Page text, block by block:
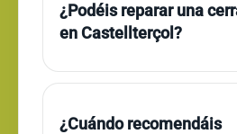
¿Podéis reparar una
en Castellterçol?
¿Cuándo recomendáis